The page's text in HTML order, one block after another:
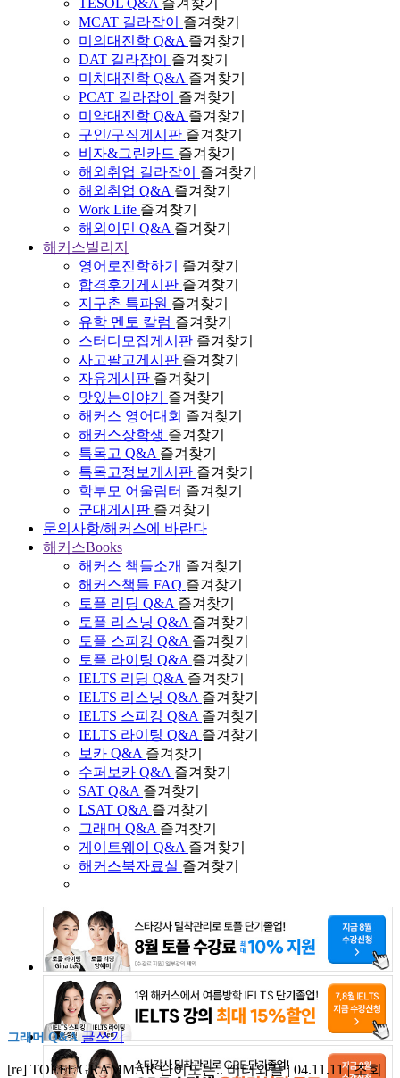
MCAT 길라잡이
즐겨찾기
미의대진학 Q&A 즐겨찾기
DAT 길라잡이
즐겨찾기
미치대진학 Q&A 즐겨찾기
PCAT 길라잡이
즐겨찾기
미약대진학 Q&A 즐겨찾기
구인/구직게시판 즐겨찾기
비자&그린카드 즐겨찾기
해외취업 길라잡이
즐겨찾기
해외취업 Q&A 즐겨찾기
Work Life 즐겨찾기
해외이민 Q&A 즐겨찾기
해커스빌리지
영어로진학하기
즐겨찾기
합격후기게시판 즐겨찾기
지구촌 특파원 즐겨찾기
유학 멘토 칼럼 즐겨찾기
스터디모집게시판 즐겨찾기
사고팔고게시판 즐겨찾기
자유게시판 즐겨찾기
맛있는이야기
즐겨찾기
해커스 영어대회 즐겨찾기
해커스장학생 즐겨찾기
특목고 Q&A 즐겨찾기
특목고정보게시판 즐겨찾기
학부모 어울림터 즐겨찾기
군대게시판 즐겨찾기
문의사항/해커스에 바란다
해커스Books
해커스 책들소개 즐겨찾기
해커스책들 FAQ 즐겨찾기
토플 리딩 Q&A 즐겨찾기
토플 리스닝 Q&A 즐겨찾기
토플 스피킹 Q&A 즐겨찾기
토플 라이팅 Q&A 즐겨찾기
IELTS 리딩 Q&A 즐겨찾기
IELTS 리스닝 Q&A 즐겨찾기
IELTS 스피킹 Q&A 즐겨찾기
IELTS 라이팅 Q&A 즐겨찾기
보카 Q&A 즐겨찾기
수퍼보카 Q&A 즐겨찾기
SAT Q&A 즐겨찾기
LSAT Q&A 즐겨찾기
그래머 Q&A 즐겨찾기
게이트웨이 Q&A 즐겨찾기
해커스북자료실 즐겨찾기
그래머 Q&A 글쓰기
[re] TOEFL GRAMMAR 난이도는..버터와플 | 04.11.11 | 조회